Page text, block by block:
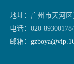
地址： 广州市天河
电话： 020-
邮箱：